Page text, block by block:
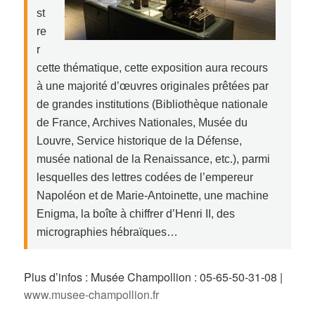
st
re
r
cette thématique, cette exposition aura recours
à une majorité d’œuvres originales prêtées par
de grandes institutions (Bibliothèque nationale
de France, Archives Nationales, Musée du
Louvre, Service historique de la Défense,
musée national de la Renaissance, etc.), parmi
lesquelles des lettres codées de l’empereur
Napoléon et de Marie-Antoinette, une machine
Enigma, la boîte à chiffrer d’Henri II, des
micrographies hébraïques…
Plus d’infos : Musée Champollion : 05-65-50-31-08 |
www.musee-champollion.fr